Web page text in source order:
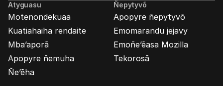
Atyguasu
Motenondekuaa
Kuatiahaiha rendaite
Mba’aporã
Apopyre ñemuha
Ñe’ẽha
Ñepytyvõ
Apopyre ñepytyvõ
Emomarandu jejavy
Emoñe’ẽasa Mozilla
Tekorosã